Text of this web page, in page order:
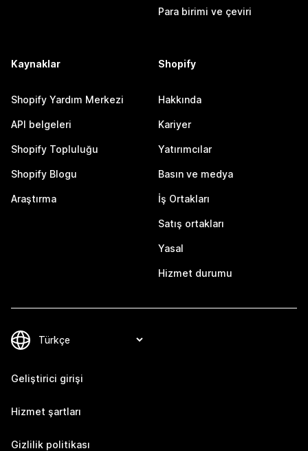
Para birimi ve çeviri
Kaynaklar
Shopify Yardım Merkezi
API belgeleri
Shopify Topluluğu
Shopify Blogu
Araştırma
Shopify
Hakkında
Kariyer
Yatırımcılar
Basın ve medya
İş Ortakları
Satış ortakları
Yasal
Hizmet durumu
Geliştirici girişi
Hizmet şartları
Gizlilik politikası